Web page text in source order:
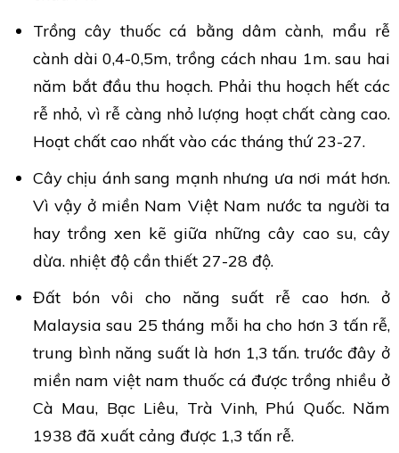
Trồng cây thuốc cá bằng dâm cành, mẩu rễ
cành dài 0,4-0,5m, trồng cách nhau 1m. sau hai
năm bắt đầu thu hoạch. Phải thu hoạch hết các
rễ nhỏ, vì rễ càng nhỏ lượng hoạt chất càng cao.
Hoạt chất cao nhất vào các tháng thứ 23-27.
Cây chịu ánh sang mạnh nhưng ưa nơi mát hơn.
Vì vậy ở miền Nam Việt Nam nước ta người ta
hay trồng xen kẽ giữa những cây cao su, cây
dừa. nhiệt độ cần thiết 27-28 độ.
Đất bón vôi cho năng suất rễ cao hơn. ở
Malaysia sau 25 tháng mỗi ha cho hơn 3 tấn rễ,
trung bình năng suất là hơn 1,3 tấn. trước đây ở
miền nam việt nam thuốc cá được trồng nhiều ở
Cà Mau, Bạc Liêu, Trà Vinh, Phú Quốc. Năm
1938 đã xuất cảng được 1,3 tấn rễ.